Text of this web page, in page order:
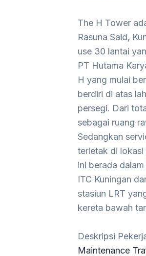
The H Tower
Rasuna Said,
use 30 lantai
PT Hutama
H yang mulai
berdiri di atas
persegi. Dari
sebagai ruang
Sedangkan
terletak di lokasi
ini berada
ITC Kuningan
stasiun LRT
kereta bawah
Deskripsi
Maintenance